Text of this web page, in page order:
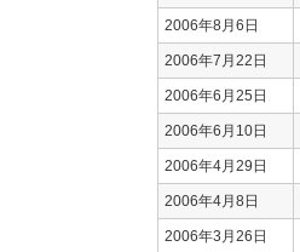
2006年8月6日
2006年7月22日
2006年6月25日
2006年6月10日
2006年4月29日
2006年4月8日
2006年3月26日